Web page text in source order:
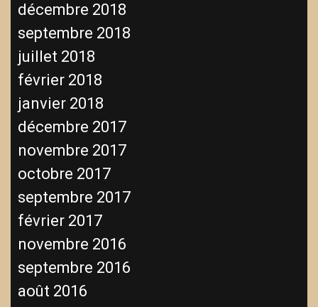
décembre 2018
septembre 2018
juillet 2018
février 2018
janvier 2018
décembre 2017
novembre 2017
octobre 2017
septembre 2017
février 2017
novembre 2016
septembre 2016
août 2016